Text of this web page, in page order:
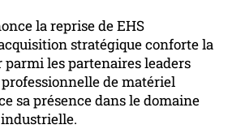
la reprise de EHS
stratégique conforte la
parmi les partenaires leaders
de matériel
sa présence dans le domaine